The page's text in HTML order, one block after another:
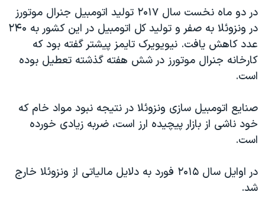
در دو ماه نخست سال ۲۰۱۷ تولید اتومبیل جنرال موتورز
در ونزوئلا به صفر و تولید کل اتومبیل در این کشور به ۲۴۰
عدد کاهش یافت. نیویویرک تایمز پیشتر گفته بود که
کارخانه جنرال موتورز در شش هفته گذشته تعطیل بوده
است.
صنایع اتومبیل سازی ونزوئلا در نتیجه نبود مواد خام که
خود ناشی از بازار پیچیده ارز است، ضربه زیادی خورده
است.
در اوایل سال ۲۰۱۵ فورد به دلایل مالیاتی از ونزوئلا خارج
شد.